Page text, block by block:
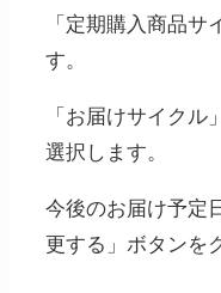
「定期購入商品サ
す。
「お届けサイク
選択します。
今後のお届け予定
更する」ボタンを